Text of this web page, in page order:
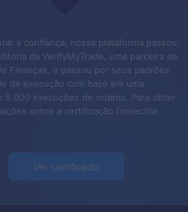
a confiança, nossa plataforma passou
da VerifyMyTrade, uma parceira da
Finanças, e passou por seus padrões
de execução com base em uma
5.000 execuções de ordens.
Para obter
sobre a certificação fornecida,
Ver certificado